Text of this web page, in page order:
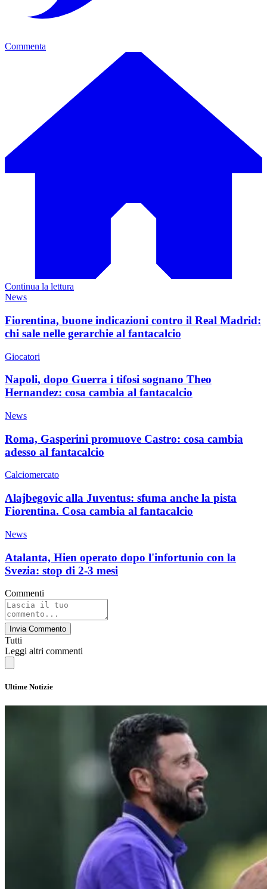
Commenta
Continua la lettura
News
Fiorentina, buone indicazioni contro il Real Madrid:
chi sale nelle gerarchie al fantacalcio
Giocatori
Napoli, dopo Guerra i tifosi sognano Theo
Hernandez: cosa cambia al fantacalcio
News
Roma, Gasperini promuove Castro: cosa cambia
adesso al fantacalcio
Calciomercato
Alajbegovic alla Juventus: sfuma anche la pista
Fiorentina. Cosa cambia al fantacalcio
News
Atalanta, Hien operato dopo l'infortunio con la
Svezia: stop di 2-3 mesi
Commenti
Invia Commento
Tutti
Leggi altri commenti
Ultime Notizie